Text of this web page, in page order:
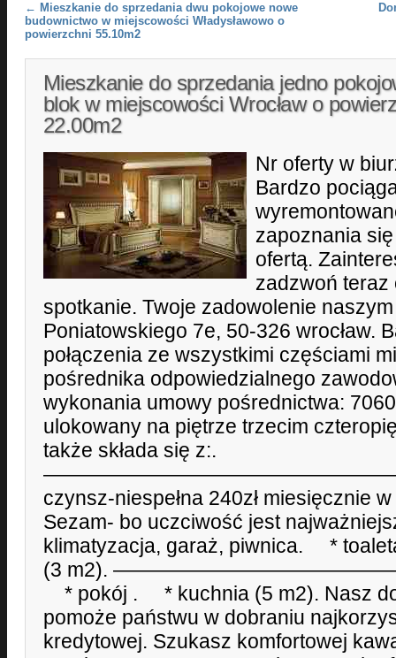
Post navigation
← Mieszkanie do sprzedania dwu pokojowe nowe
budownictwo w miejscowości Władysławowo o
powierzchni 55.10m2
Mieszkanie do sprzedania jedno
blok w miejscowości Wrocław o
22.00m2
Nr oferty w
Bardzo
zapoznania
ofertą.
zadzwoń teraz
spotkanie. Twoje zadowolenie
Poniatowskiego 7e, 50-326 wrocław.
połączenia ze wszystkimi częściami
pośrednika odpowiedzialnego
wykonania umowy pośrednictwa:
ulokowany na piętrze trzecim
także składa się z:.
czynsz-niespełna 240zł miesięcznie
Sezam- bo uczciwość jest
klimatyzacja, garaż, piwnica. *
(3 m2).
* pokój . * kuchnia (5 m2). Nasz
pomoże państwu w dobraniu
kredytowej. Szukasz komfortowej